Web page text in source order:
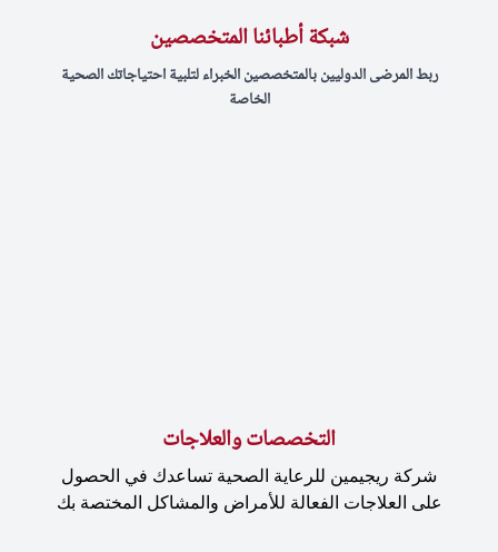
شبكة أطبائنا المتخصصين
ربط المرضى الدوليين بالمتخصصين الخبراء لتلبية احتياجاتك الصحية
الخاصة
التخصصات والعلاجات
شركة ريجيمين للرعاية الصحية تساعدك في الحصول
على العلاجات الفعالة للأمراض والمشاكل المختصة بك